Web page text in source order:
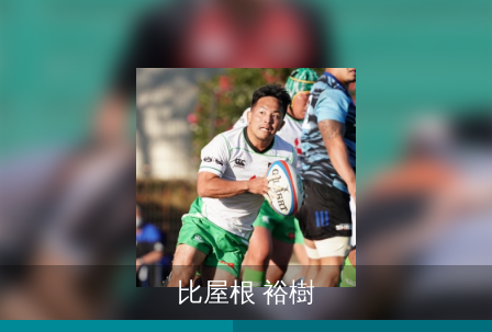
陸
結果が出るとは限らない、でも才能が全て
球
球を操る技を磨く、制約の中での駆
比屋根 裕樹